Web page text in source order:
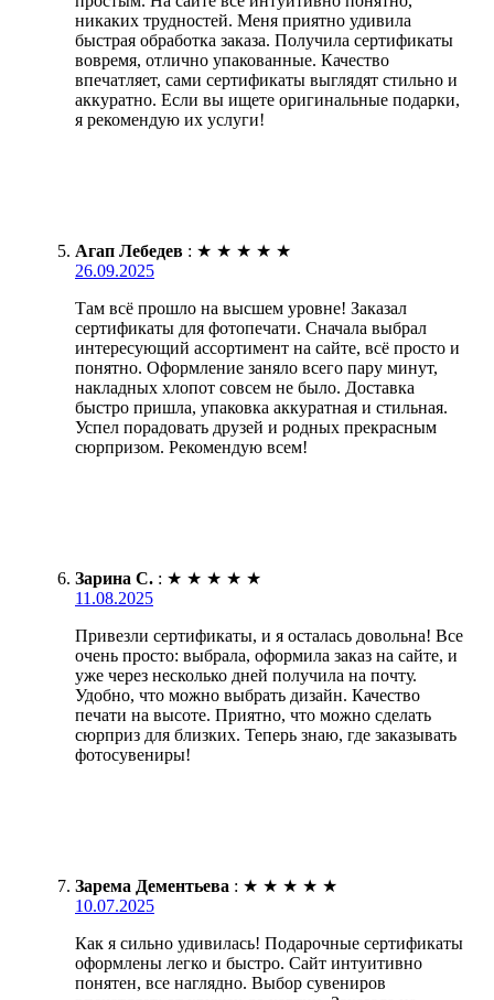
никаких трудностей. Меня приятно удивила
быстрая обработка заказа. Получила сертификаты
вовремя, отлично упакованные. Качество
впечатляет, сами сертификаты выглядят стильно и
аккуратно. Если вы ищете оригинальные подарки,
я рекомендую их услуги!
Агап Лебедев : ★ ★ ★ ★ ★
26.09.2025
Там всё прошло на высшем уровне! Заказал
сертификаты для фотопечати. Сначала выбрал
интересующий ассортимент на сайте, всё просто и
понятно. Оформление заняло всего пару минут,
накладных хлопот совсем не было. Доставка
быстро пришла, упаковка аккуратная и стильная.
Успел порадовать друзей и родных прекрасным
сюрпризом. Рекомендую всем!
Зарина С. : ★ ★ ★ ★ ★
11.08.2025
Привезли сертификаты, и я осталась довольна! Все
очень просто: выбрала, оформила заказ на сайте, и
уже через несколько дней получила на почту.
Удобно, что можно выбрать дизайн. Качество
печати на высоте. Приятно, что можно сделать
сюрприз для близких. Теперь знаю, где заказывать
фотосувениры!
Зарема Дементьева : ★ ★ ★ ★ ★
10.07.2025
Как я сильно удивилась! Подарочные сертификаты
оформлены легко и быстро. Сайт интуитивно
понятен, все наглядно. Выбор сувениров